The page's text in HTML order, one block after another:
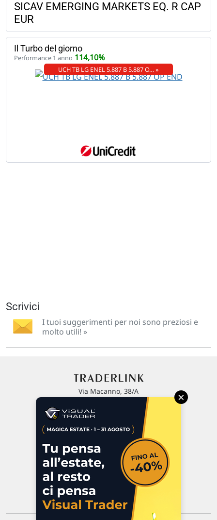
SICAV EMERGING MARKETS EQ. R CAP
EUR
Il Turbo del giorno
Performance 1 anno 114,10%
UCH TB LG ENEL 5.887 B 5.887 O… »
Scrivici
I tuoi suggerimenti per noi sono preziosi e
molto utili! »
Via Macanno, 38/A
P.IVA 02 452 460 401
Commenti e segnalazioni
Contattaci
×